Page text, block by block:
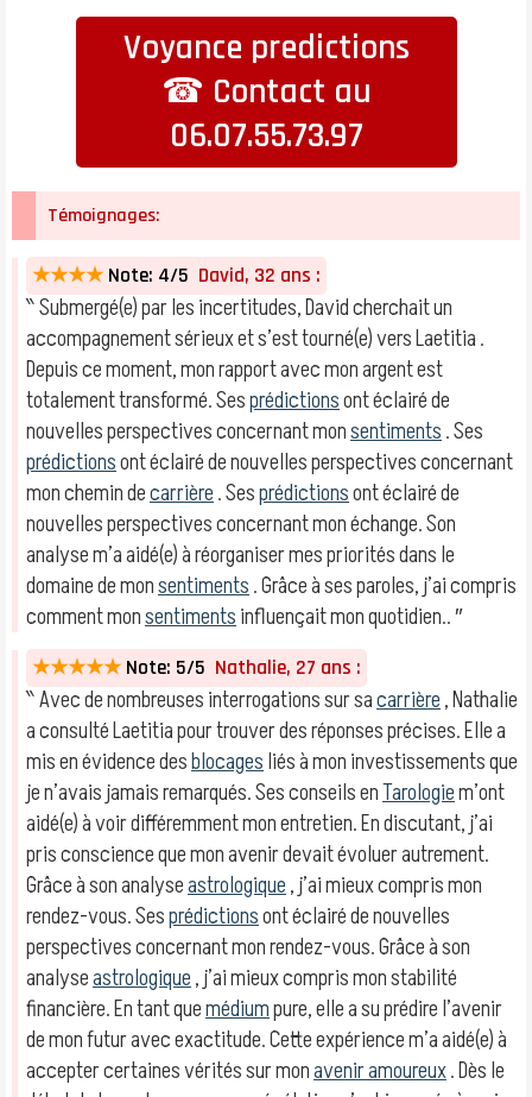
Voyance predictions
☎ Contact au
06.07.55.73.97
Témoignages:
★★★★ Note: 4/5 David, 32 ans :
‶ Submergé(e) par les incertitudes, David cherchait un
accompagnement sérieux et s’est tourné(e) vers Laetitia .
Depuis ce moment, mon rapport avec mon argent est
totalement transformé. Sesprédictionsont éclairé de
nouvelles perspectives concernant monsentiments. Ses
prédictionsont éclairé de nouvelles perspectives concernant
mon chemin decarrière. Sesprédictionsont éclairé de
nouvelles perspectives concernant mon échange. Son
analyse m’a aidé(e) à réorganiser mes priorités dans le
domaine de monsentiments. Grâce à ses paroles, j’ai compris
comment monsentimentsinfluençait mon quotidien.. ″
★★★★★ Note: 5/5 Nathalie, 27 ans :
‶ Avec de nombreuses interrogations sur sacarrière, Nathalie
a consulté Laetitia pour trouver des réponses précises. Elle a
mis en évidence desblocagesliés à mon investissements que
je n’avais jamais remarqués. Ses conseils enTarologiem’ont
aidé(e) à voir différemment mon entretien. En discutant, j’ai
pris conscience que mon avenir devait évoluer autrement.
Grâce à son analyseastrologique, j’ai mieux compris mon
rendez-vous. Sesprédictionsont éclairé de nouvelles
perspectives concernant mon rendez-vous. Grâce à son
analyseastrologique, j’ai mieux compris mon stabilité
financière. En tant quemédiumpure, elle a su prédire l’avenir
de mon futur avec exactitude. Cette expérience m’a aidé(e) à
accepter certaines vérités sur monavenir amoureux. Dès le